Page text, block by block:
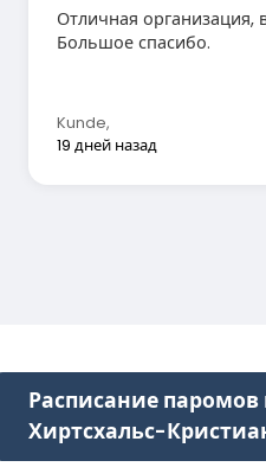
Отличная организация,
Большое спасибо.
Kunde,
19 дней назад
Расписание паромов
Хиртсхальс-